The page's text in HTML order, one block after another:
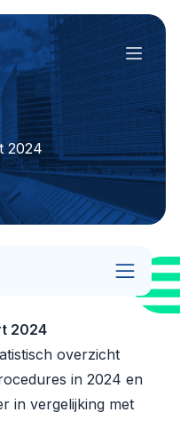
Menu
2024
2024
overzicht
in 2024 en
in vergelijking met